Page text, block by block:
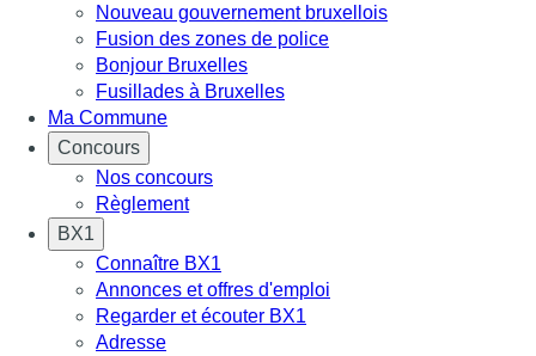
Nouveau gouvernement bruxellois
Fusion des zones de police
Bonjour Bruxelles
Fusillades à Bruxelles
Ma Commune
Concours
Nos concours
Règlement
BX1
Connaître BX1
Annonces et offres d'emploi
Regarder et écouter BX1
Adresse